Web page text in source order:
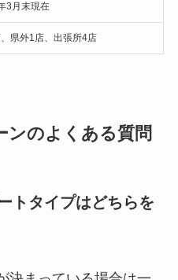
3月末現在
県外1店、出張所4店
ンのよくある質問
トタイプはどちらを